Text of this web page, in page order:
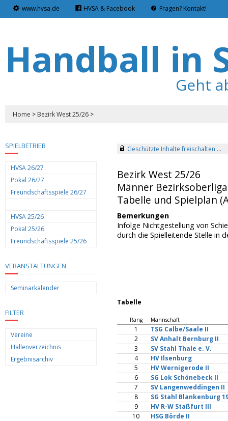
www.hvsa.de HVSA & Facebook Fragen? Kontakt!
Handball in
Geht
Home > Bezirk West 25/26 >
SPIELBETRIEB
HVSA 26/27
Pokal 26/27
Freundschaftsspiele 26/27
HVSA 25/26
Pokal 25/26
Freundschaftsspiele 25/26
VERANSTALTUNGEN
Seminarkalender
FILTER
Vereine
Hallenverzeichnis
Ergebnisarchiv
Geschützte Inhalte freischalten ...
Bezirk West 25/26
Männer Bezirksoberliga
Tabelle und Spielplan
Bemerkungen
Infolge Nichtgestellung von
durch die Spielleitende Stelle in
Tabelle
Rang Mannschaft
1
TSG Calbe/Saale II
2
SV Anhalt Bernburg II
3
SV Stahl Thale e. V.
4
HV Ilsenburg
5
HV Wernigerode II
6
SG Lok Schönebeck II
7
SV Langenweddingen II
8
SG Stahl Blankenburg
9
HV R-W Staßfurt III
10
HSG Börde II